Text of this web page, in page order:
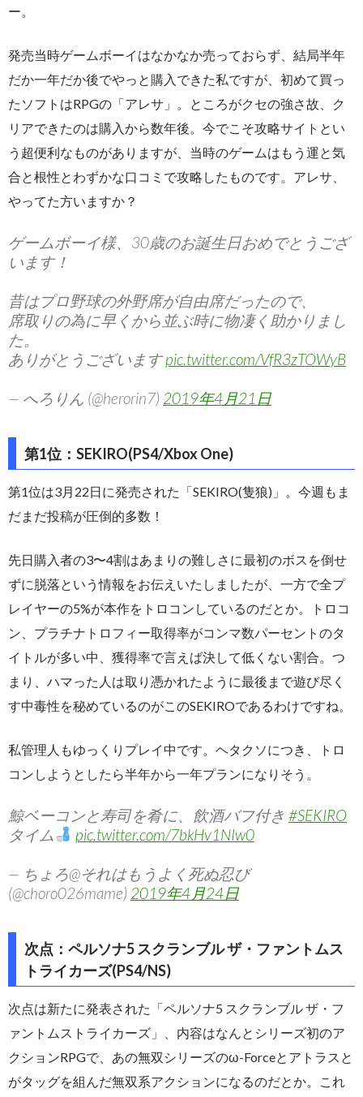
ー。
発売当時ゲームボーイはなかなか売っておらず、結局半年
だか一年だか後でやっと購入できた私ですが、初めて買っ
たソフトはRPGの「アレサ」。ところがクセの強さ故、ク
リアできたのは購入から数年後。今でこそ攻略サイトとい
う超便利なものがありますが、当時のゲームはもう運と気
合と根性とわずかな口コミで攻略したものです。アレサ、
やってた方いますか？
ゲームボーイ様、30歳のお誕生日おめでとうござ
います！
昔はプロ野球の外野席が自由席だったので、
席取りの為に早くから並ぶ時に物凄く助かりまし
た。
ありがとうございますpic.twitter.com/VfR3zTOWyB
— へろりん (@herorin7) 2019年4月21日
第1位：SEKIRO(PS4/Xbox One)
第1位は3月22日に発売された「SEKIRO(隻狼)」。今週もま
だまだ投稿が圧倒的多数！
先日購入者の3〜4割はあまりの難しさに最初のボスを倒せ
ずに脱落という情報をお伝えいたしましたが、一方で全プ
レイヤーの5%が本作をトロコンしているのだとか。トロコ
ン、プラチナトロフィー取得率がコンマ数パーセントのタ
イトルが多い中、獲得率で言えば決して低くない割合。つ
まり、ハマった人は取り憑かれたように最後まで遊び尽く
す中毒性を秘めているのがこのSEKIROであるわけですね。
私管理人もゆっくりプレイ中です。ヘタクソにつき、トロ
コンしようとしたら半年から一年プランになりそう。
鯨ベーコンと寿司を肴に、飲酒バフ付き #SEKIRO
タイム
pic.twitter.com/7bkHv1NIw0
— ちょろ@それはもうよく死ぬ忍び
(@choro026mame) 2019年4月24日
次点：ペルソナ5 スクランブル ザ・ファントムス
トライカーズ(PS4/NS)
次点は新たに発表された「ペルソナ5 スクランブル ザ・フ
ァントムストライカーズ」、内容はなんとシリーズ初のア
クションRPGで、あの無双シリーズのω-Forceとアトラスと
がタッグを組んだ無双系アクションになるのだとか。これ